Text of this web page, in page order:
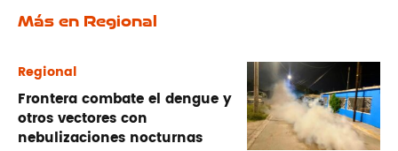
Más en Regional
Regional
Frontera combate el dengue y
otros vectores con
nebulizaciones nocturnas